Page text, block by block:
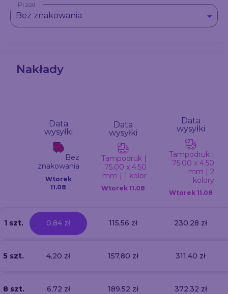
Przód
Bez znakowania
Nakłady
Data
wysyłki
Bez
znakowania
Wtorek
11.08
Data
wysyłki
Tampodruk |
75.00 x 4.50
mm | 1 kolor
Wtorek 11.08
Data
wysyłki
Tampodruk |
75.00 x 4.50
mm | 2
kolory
Wtorek 11.08
1 szt. 0,84 zł 115,56 zł 230,28 zł
5 szt. 4,20 zł 157,80 zł 311,40 zł
8 szt. 6,72 zł 189,52 zł 372,32 zł